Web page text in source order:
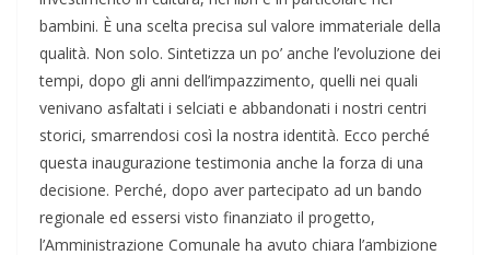
bambini. È una scelta precisa sul valore immateriale della
qualità. Non solo. Sintetizza un po’ anche l’evoluzione dei
tempi, dopo gli anni dell’impazzimento, quelli nei quali
venivano asfaltati i selciati e abbandonati i nostri centri
storici, smarrendosi così la nostra identità. Ecco perché
questa inaugurazione testimonia anche la forza di una
decisione. Perché, dopo aver partecipato ad un bando
regionale ed essersi visto finanziato il progetto,
l’Amministrazione Comunale ha avuto chiara l’ambizione